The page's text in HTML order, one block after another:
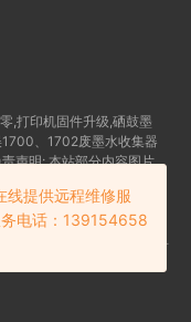
,打印机固件升级,硒鼓墨
、1702废墨水收集器
声明: 本站部分内容图片
网安备32058302006114号
线提供远程维修服
电话：139154658